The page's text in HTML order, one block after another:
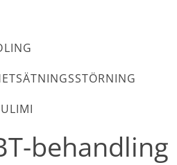
behandling